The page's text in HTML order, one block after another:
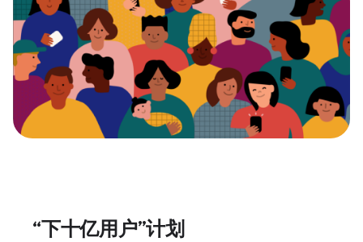
“下十亿用户”计划